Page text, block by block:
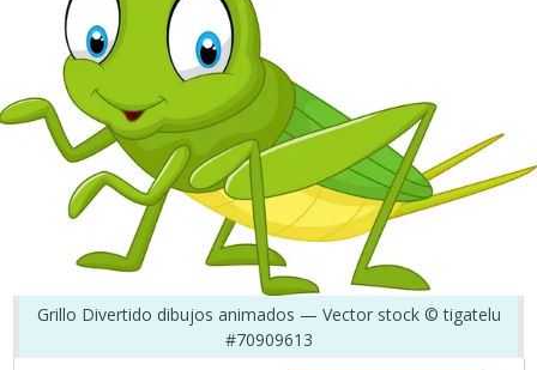
Grillo Divertido dibujos animados — Vector stock © tigatelu
#70909613